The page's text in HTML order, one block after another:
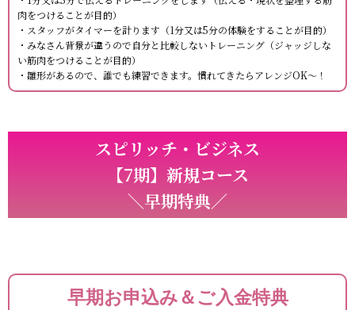
肉をつけることが目的）
・スタッフがタイマーを計ります（1分又は5分の体験をすることが目的）
・みなさん背景が違うので自分と比較しないトレーニング（ジャッジしな
い筋肉をつけることが目的）
・雛形があるので、誰でも練習できます。慣れてきたらアレンジOK～！
スピリッチ・ ビジネス
【7期】新規コース
＼早期特典／
早期お申込み＆ご入金特典